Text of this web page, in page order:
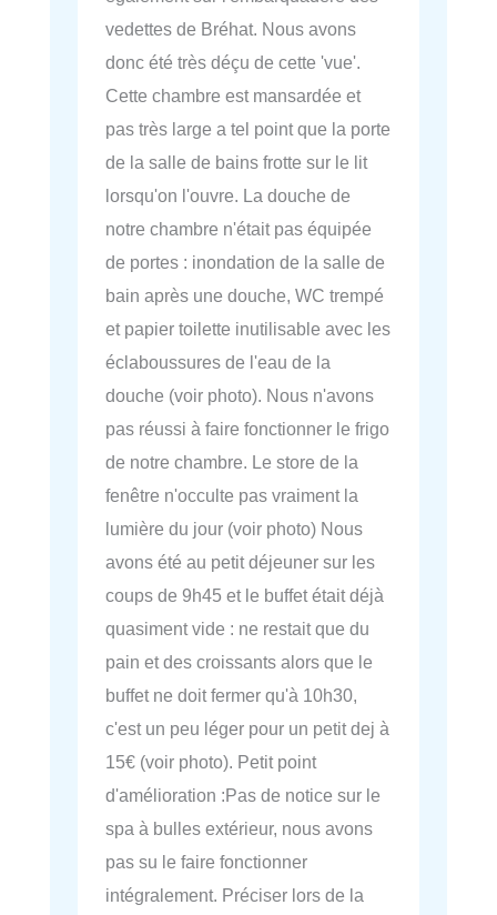
vedettes de Bréhat. Nous avons
donc été très déçu de cette 'vue'.
Cette chambre est mansardée et
pas très large a tel point que la porte
de la salle de bains frotte sur le lit
lorsqu'on l'ouvre. La douche de
notre chambre n'était pas équipée
de portes : inondation de la salle de
bain après une douche, WC trempé
et papier toilette inutilisable avec les
éclaboussures de l'eau de la
douche (voir photo). Nous n'avons
pas réussi à faire fonctionner le frigo
de notre chambre. Le store de la
fenêtre n'occulte pas vraiment la
lumière du jour (voir photo) Nous
avons été au petit déjeuner sur les
coups de 9h45 et le buffet était déjà
quasiment vide : ne restait que du
pain et des croissants alors que le
buffet ne doit fermer qu'à 10h30,
c'est un peu léger pour un petit dej à
15€ (voir photo). Petit point
d'amélioration :Pas de notice sur le
spa à bulles extérieur, nous avons
pas su le faire fonctionner
intégralement. Préciser lors de la